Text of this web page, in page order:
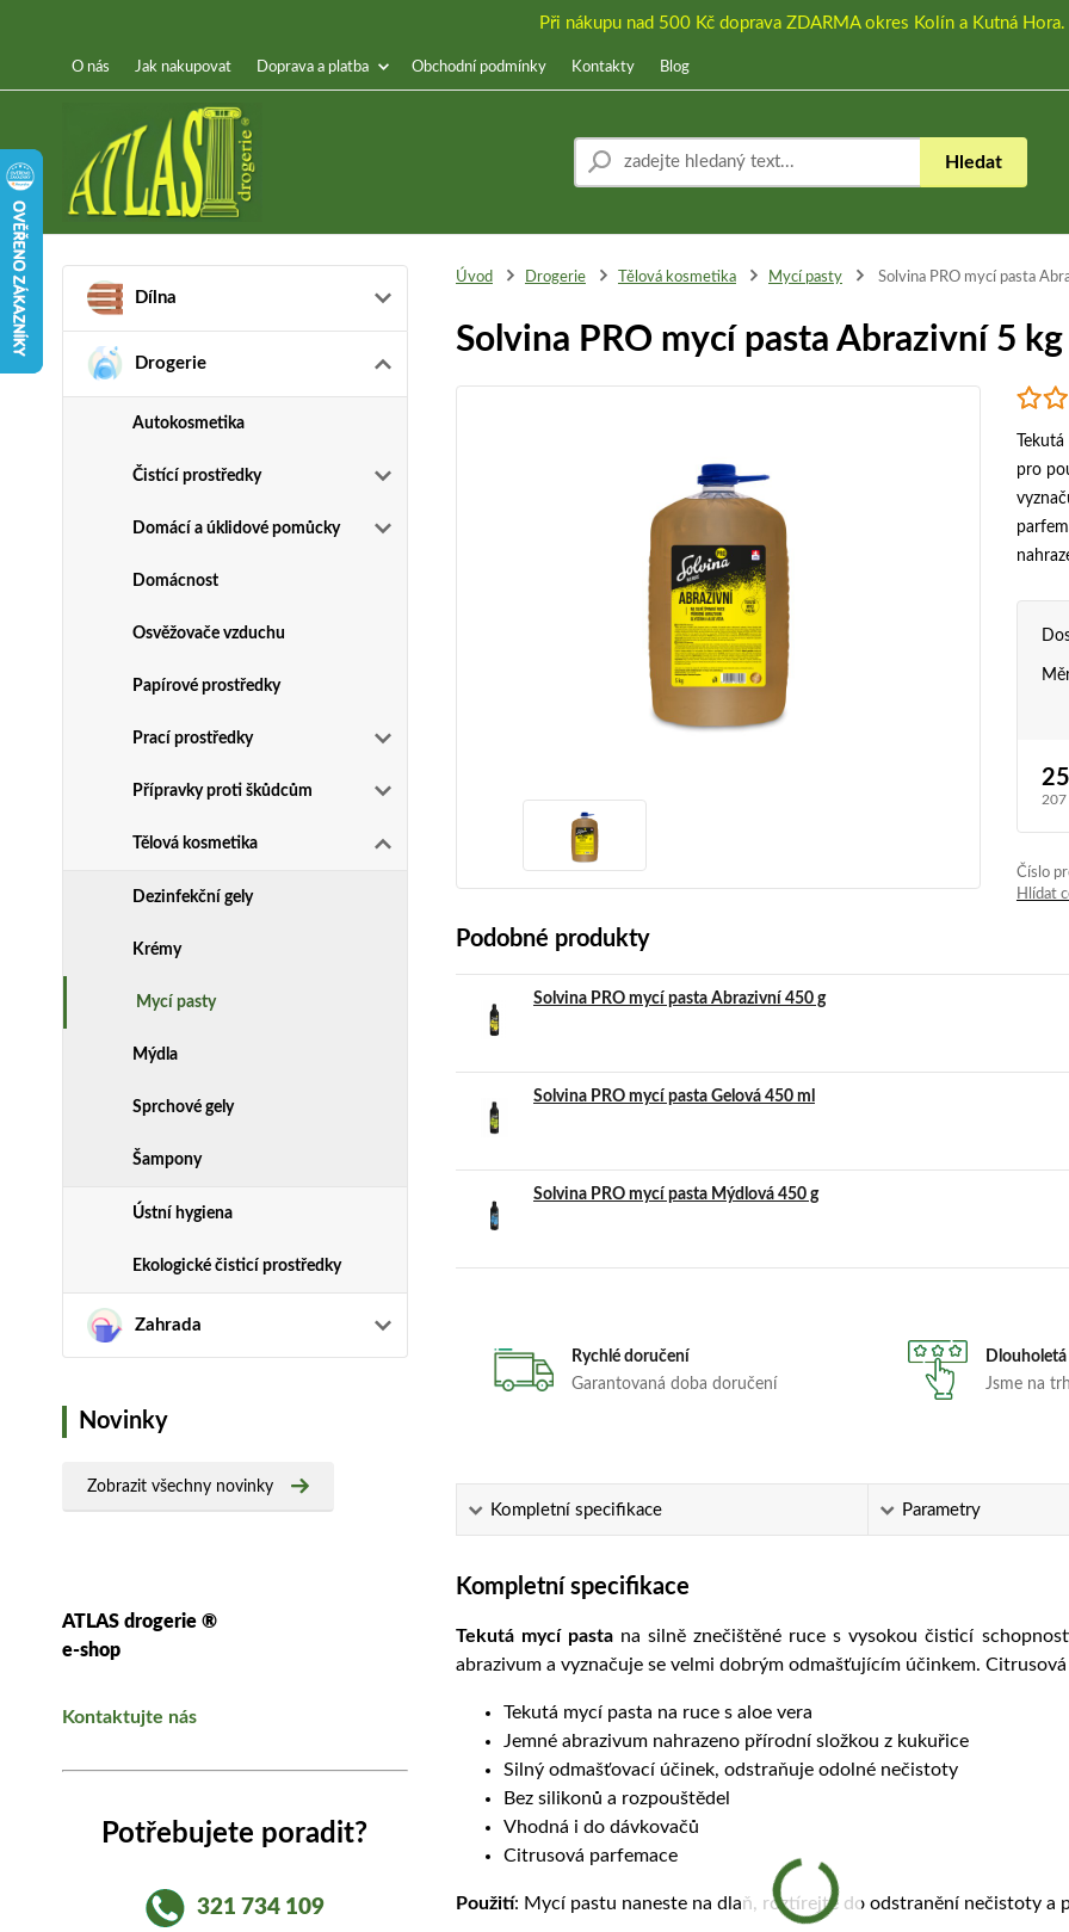
Při nákupu nad 500 Kč doprava ZDARMA okres Kolín a Kutná Hora.
O nás Jak nakupovat Doprava a platba Obchodní podmínky Kontakty Blog
Hledat
Dílna
Drogerie
Autokosmetika
Čistící prostředky
Domácí a úklidové pomůcky
Domácnost
Osvěžovače vzduchu
Papírové prostředky
Prací prostředky
Přípravky proti škůdcům
Tělová kosmetika
Dezinfekční gely
Krémy
Mycí pasty
Mýdla
Sprchové gely
Šampony
Ústní hygiena
Ekologické čisticí prostředky
Zahrada
Novinky
Zobrazit všechny novinky
ATLAS drogerie ®
e-shop
Kontaktujte nás
Potřebujete poradit?
321 734 109
Úvod Drogerie Tělová kosmetika Mycí pasty Solvina PRO mycí pasta
Solvina PRO mycí pasta Abrazivní 5 kg
pro
207
Číslo
Hlídat
Podobné produkty
Solvina PRO mycí pasta Abrazivní 450 g
Solvina PRO mycí pasta Gelová 450 ml
Solvina PRO mycí pasta Mýdlová 450 g
Rychlé doručení
Garantovaná doba doručení
Jsme na
Kompletní specifikace Parametry
Kompletní specifikace
Tekutá mycí pasta na silně znečištěné ruce s vysokou čisticí
abrazivum a vyznačuje se velmi dobrým odmašťujícím účinkem.
Tekutá mycí pasta na ruce s aloe vera
Jemné abrazivum nahrazeno přírodní složkou z kukuřice
Silný odmašťovací účinek, odstraňuje odolné nečistoty
Bez silikonů a rozpouštědel
Vhodná i do dávkovačů
Citrusová parfemace
Použití: Mycí pastu naneste na dlaň, roztírejte do odstranění nečistoty a